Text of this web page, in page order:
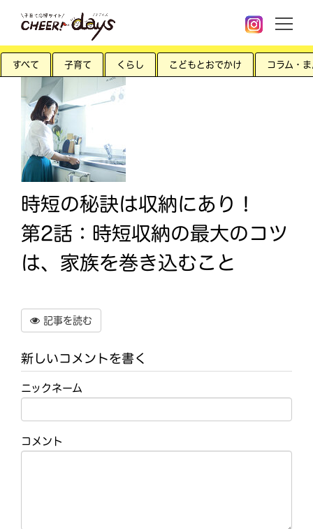
すべて 子育て くらし こどもとおでかけ コラム・
時短の秘訣は収納にあり！
第2話：時短収納の最大のコツ
は、家族を巻き込むこと
記事を読む
新しいコメントを書く
ニックネーム
コメント